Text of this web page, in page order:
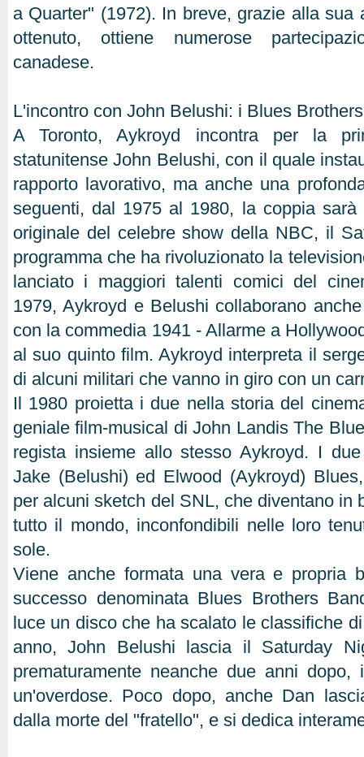
a Quarter" (1972). In breve, grazie alla sua
ottenuto, ottiene numerose
canadese.
L'incontro con John Belushi: i Blues Brothers
A Toronto, Aykroyd incontra per la
statunitense John Belushi, con il quale
rapporto lavorativo, ma anche una
seguenti, dal 1975 al 1980, la coppia sarà
originale del celebre show della NBC, il
programma che ha rivoluzionato la
lanciato i maggiori talenti comici del
1979, Aykroyd e Belushi collaborano
con la commedia 1941 - Allarme a
al suo quinto film. Aykroyd interpreta il
di alcuni militari che vanno in giro con un
Il 1980 proietta i due nella storia del
geniale film-musical di John Landis The
regista insieme allo stesso Aykroyd. I
Jake (Belushi) ed Elwood (Aykroyd)
per alcuni sketch del SNL, che diventano in
tutto il mondo, inconfondibili nelle loro
sole.
Viene anche formata una vera e propria
successo denominata Blues Brothers
luce un disco che ha scalato le classifiche
anno, John Belushi lascia il Saturday
prematuramente neanche due anni
un'overdose. Poco dopo, anche Dan
dalla morte del "fratello", e si dedica